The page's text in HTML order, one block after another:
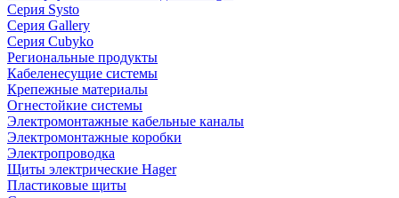
Серия Systo
Серия Gallery
Серия Cubyko
Региональные продукты
Кабеленесущие системы
Крепежные материалы
Огнестойкие системы
Электромонтажные кабельные каналы
Электромонтажные коробки
Электропроводка
Щиты электрические Hager
Пластиковые щиты